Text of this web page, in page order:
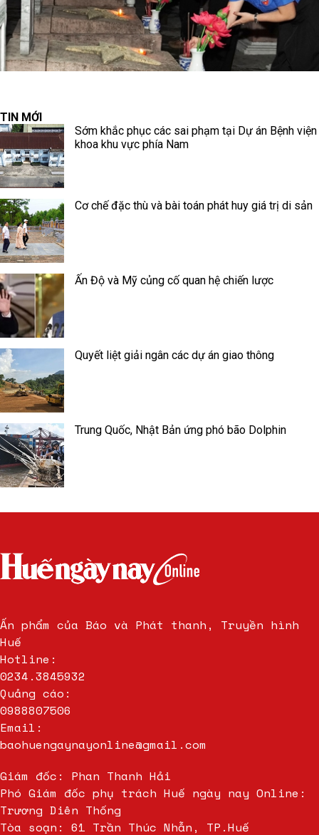
TIN MỚI
Sớm khắc phục các sai phạm tại Dự án Bệnh
khoa khu vực phía Nam
Cơ chế đặc thù và bài toán phát huy giá trị di sản
Ấn Độ và Mỹ củng cố quan hệ chiến lược
Quyết liệt giải ngân các dự án giao thông
Trung Quốc, Nhật Bản ứng phó bão Dolphin
Ấn phẩm của Báo và Phát thanh, Truyền hình
Huế
Hotline:
0234.3845932
Quảng cáo:
0988807506
Email:
baohuengaynayonline@gmail.com
Giám đốc: Phan Thanh Hải
Phó Giám đốc phụ trách Huế ngày nay Online:
Trương Diên Thống
Tòa soạn: 61 Trần Thúc Nhẫn, TP.Huế